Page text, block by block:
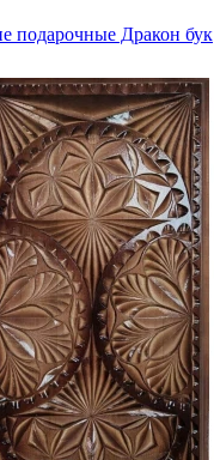
подарочные Дракон бук